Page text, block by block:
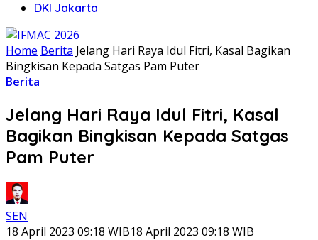
DKI Jakarta
Home Berita Jelang Hari Raya Idul Fitri, Kasal Bagikan
Bingkisan Kepada Satgas Pam Puter
Berita
Jelang Hari Raya Idul Fitri, Kasal
Bagikan Bingkisan Kepada Satgas
Pam Puter
SEN
18 April 2023 09:18 WIB18 April 2023 09:18 WIB